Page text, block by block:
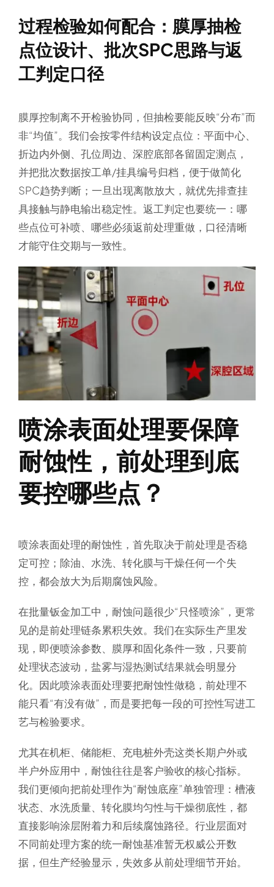
过程检验如何配合：膜厚抽检
点位设计、批次SPC思路与返
工判定口径
膜厚控制离不开检验协同，但抽检要能反映“分布”而
非“均值”。我们会按零件结构设定点位：平面中心、
折边内外侧、孔位周边、深腔底部各留固定测点，
并把批次数据按工单/挂具编号归档，便于做简化
SPC趋势判断；一旦出现离散放大，就优先排查挂
具接触与静电输出稳定性。返工判定也要统一：哪
些点位可补喷、哪些必须返前处理重做，口径清晰
才能守住交期与一致性。
喷涂表面处理要保障
耐蚀性，前处理到底
要控哪些点？
喷涂表面处理的耐蚀性，首先取决于前处理是否稳
定可控；除油、水洗、转化膜与干燥任何一个失
控，都会放大为后期腐蚀风险。
在批量钣金加工中，耐蚀问题很少“只怪喷涂”，更常
见的是前处理链条累积失效。我们在实际生产里发
现，即便喷涂参数、膜厚和固化条件一致，只要前
处理状态波动，盐雾与湿热测试结果就会明显分
化。因此喷涂表面处理要把耐蚀性做稳，前处理不
能只看“有没有做”，而是要把每一段的可控性写进工
艺与检验要求。
尤其在机柜、储能柜、充电桩外壳这类长期户外或
半户外应用中，耐蚀往往是客户验收的核心指标。
我们更倾向把前处理作为“耐蚀底座”单独管理：槽液
状态、水洗质量、转化膜均匀性与干燥彻底性，都
直接影响涂层附着力和后续腐蚀路径。行业层面对
不同前处理方案的统一耐蚀基准暂无权威公开数
据，但生产经验显示，失效多从前处理细节开始。